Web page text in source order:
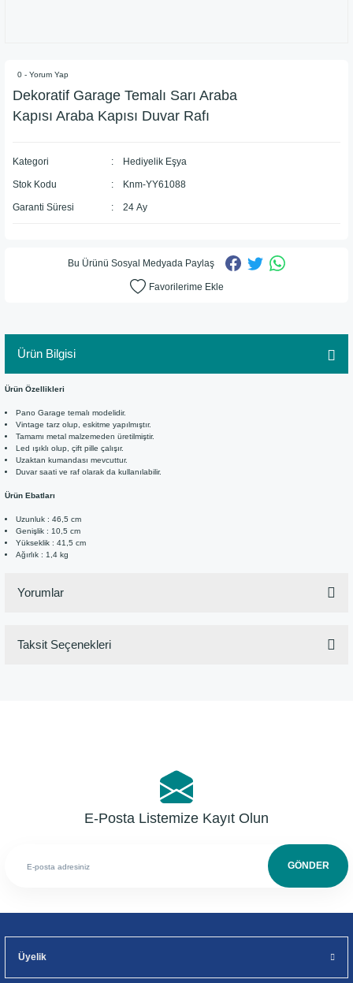
0 - Yorum Yap
Dekoratif Garage Temalı Sarı Araba
Kapısı Araba Kapısı Duvar Rafı
Kategori Hediyelik Eşya
Stok Kodu Knm-YY61088
Garanti Süresi 24 Ay
Bu Ürünü Sosyal Medyada Paylaş
Ürün Bilgisi
Ürün Özellikleri
Pano Garage temalı modelidir.
Vintage tarz olup, eskitme yapılmıştır.
Tamamı metal malzemeden üretilmiştir.
Led ışıklı olup, çift pille çalışır.
Uzaktan kumandası mevcuttur.
Duvar saati ve raf olarak da kullanılabilir.
Ürün Ebatları
Uzunluk : 46,5 cm
Genişlik : 10,5 cm
Yükseklik : 41,5 cm
Ağırlık : 1,4 kg
Yorumlar
Taksit Seçenekleri
E-Posta Listemize Kayıt Olun
GÖNDER
Üyelik